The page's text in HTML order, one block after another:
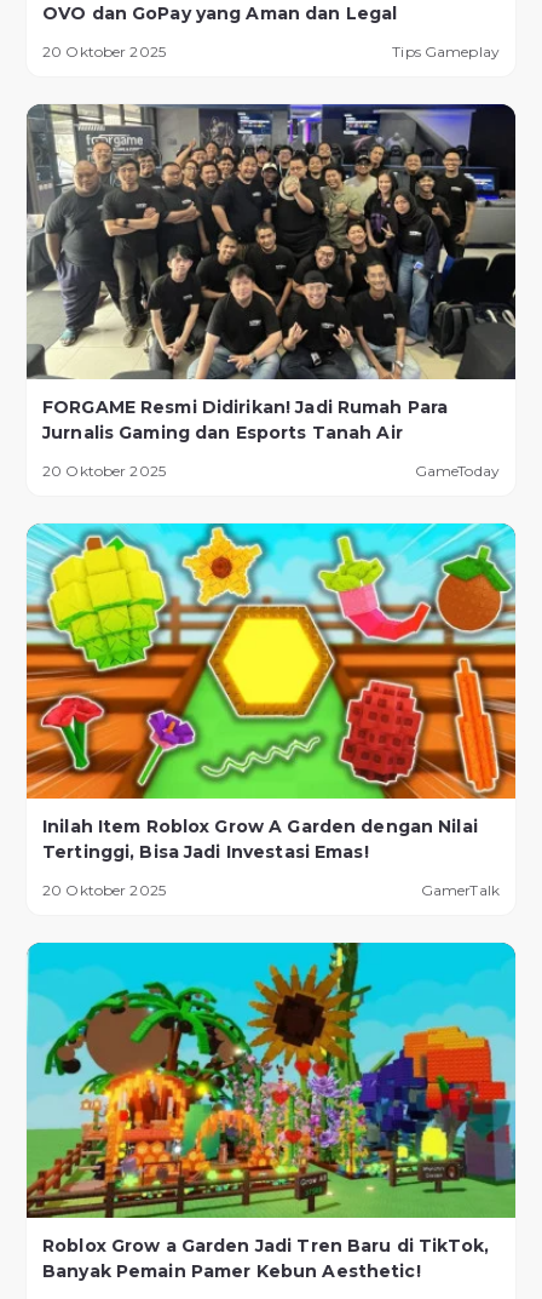
OVO dan GoPay yang Aman dan Legal
20 Oktober 2025 Tips Gameplay
FORGAME Resmi Didirikan! Jadi Rumah Para
Jurnalis Gaming dan Esports Tanah Air
20 Oktober 2025 GameToday
Inilah Item Roblox Grow A Garden dengan Nilai
Tertinggi, Bisa Jadi Investasi Emas!
20 Oktober 2025 GamerTalk
Roblox Grow a Garden Jadi Tren Baru di TikTok,
Banyak Pemain Pamer Kebun Aesthetic!